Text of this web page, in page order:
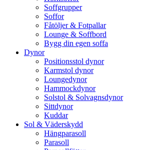
Soffgrupper
Soffor
Fåtöljer & Fotpallar
Lounge & Soffbord
Bygg din egen soffa
Dynor
Positionsstol dynor
Karmstol dynor
Loungedynor
Hammockdynor
Solstol & Solvagnsdynor
Sittdynor
Kuddar
Sol & Väderskydd
Hängparasoll
Parasoll